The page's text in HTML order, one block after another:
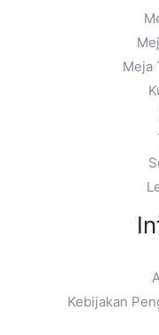
Meja
Kebijakan